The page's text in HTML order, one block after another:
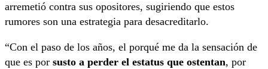
arremetió contra sus opositores, sugiriendo que estos
rumores son una estrategia para desacreditarlo.
“Con el paso de los años, el porqué me da la sensación de
que es por susto a perder el estatus que ostentan, por